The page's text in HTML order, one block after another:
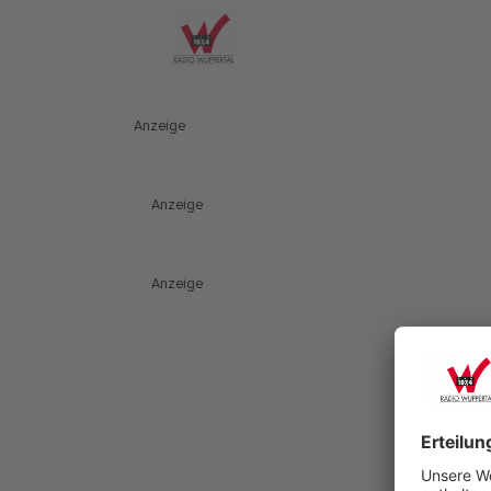
Anzeige
Anzeige
Anzeige